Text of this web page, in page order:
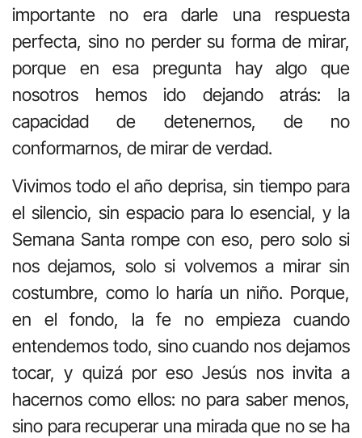
importante no era darle una respuesta
perfecta, sino no perder su forma de mirar,
porque en esa pregunta hay algo que
nosotros hemos ido dejando atrás: la
capacidad de detenernos, de no
conformarnos, de mirar de verdad.
Vivimos todo el año deprisa, sin tiempo para
el silencio, sin espacio para lo esencial, y la
Semana Santa rompe con eso, pero solo si
nos dejamos, solo si volvemos a mirar sin
costumbre, como lo haría un niño. Porque,
en el fondo, la fe no empieza cuando
entendemos todo, sino cuando nos dejamos
tocar, y quizá por eso Jesús nos invita a
hacernos como ellos: no para saber menos,
sino para recuperar una mirada que no se ha